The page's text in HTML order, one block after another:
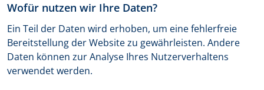
Wofür nutzen wir Ihre Daten?
Ein Teil der Daten wird erhoben, um eine fehlerfreie
Bereitstellung der Website zu gewährleisten. Andere
Daten können zur Analyse Ihres Nutzerverhaltens
verwendet werden.